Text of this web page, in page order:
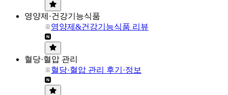
영양제·건강기능식품
영양제&건강기능식품 리뷰
혈당·혈압 관리
혈당·혈압 관리 후기·정보